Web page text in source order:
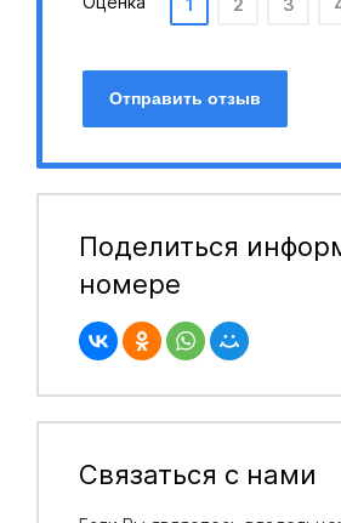
1 2 3
Отправить отзыв
Поделиться
номере
Связаться с нами